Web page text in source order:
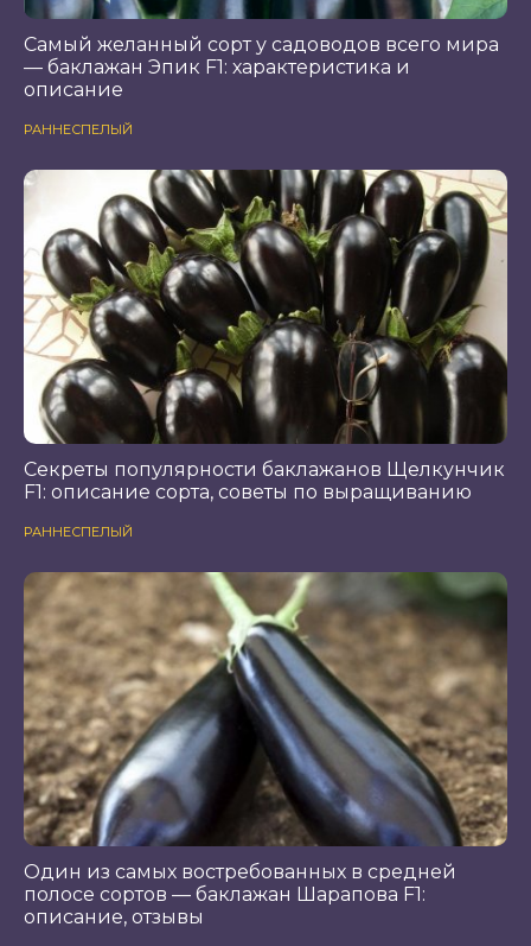
Самый желанный сорт у садоводов всего мира
— баклажан Эпик F1: характеристика и
описание
РАННЕСПЕЛЫЙ
Секреты популярности баклажанов Щелкунчик
F1: описание сорта, советы по выращиванию
РАННЕСПЕЛЫЙ
Один из самых востребованных в средней
полосе сортов — баклажан Шарапова F1:
описание, отзывы